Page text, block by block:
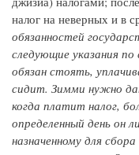
налог на неверных и в
обязанностей
следующие указания
обязан стоять,
сидит. Зимми нужно
когда платит налог,
определенный день он
назначенному для